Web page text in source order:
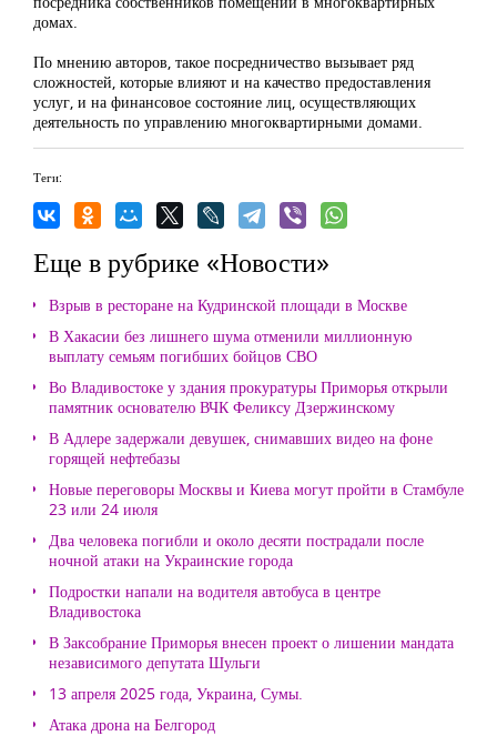
домах.
По мнению авторов, такое посредничество вызывает ряд
сложностей, которые влияют и на качество предоставления
услуг, и на финансовое состояние лиц, осуществляющих
деятельность по управлению многоквартирными домами.
Теги:
Еще в рубрике «Новости»
Взрыв в ресторане на Кудринской площади в Москве
В Хакасии без лишнего шума отменили миллионную
выплату семьям погибших бойцов СВО
Во Владивостоке у здания прокуратуры Приморья открыли
памятник основателю ВЧК Феликсу Дзержинскому
В Адлере задержали девушек, снимавших видео на фоне
горящей нефтебазы
Новые переговоры Москвы и Киева могут пройти в Стамбуле
23 или 24 июля
Два человека погибли и около десяти пострадали после
ночной атаки на Украинские города
Подростки напали на водителя автобуса в центре
Владивостока
В Заксобрание Приморья внесен проект о лишении мандата
независимого депутата Шульги
13 апреля 2025 года, Украина, Сумы.
Атака дрона на Белгород